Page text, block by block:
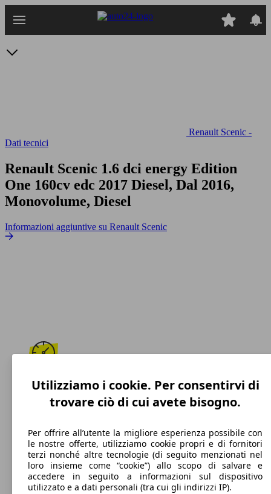
Renault Scenic -
Dati tecnici
Renault Scenic 1.6 dci energy Edition
One 160cv edc 2017 Diesel, Dal 2016,
Monovolume, Diesel
Informazioni aggiuntive su Renault Scenic
200 km/h
Velocità massima
Diesel
Carburante
Utilizziamo i cookie. Per consentirvi di
trovare ciò di cui avete bisogno.
Per offrire all’utente la migliore esperienza possibile con
le nostre offerte, utilizziamo cookie propri e di fornitori
terzi nonché altre tecnologie (di seguito menzionati nel
loro insieme come “cookie”) allo scopo di salvare e
accedere in seguito a informazioni sul dispositivo
utilizzato e a dati personali (tra cui gli indirizzi IP).